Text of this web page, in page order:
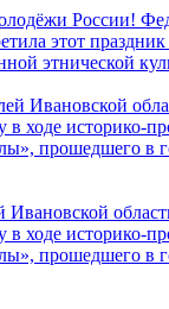
России!
этот
этнической
Ивановской
ходе историко-
прошедшего в